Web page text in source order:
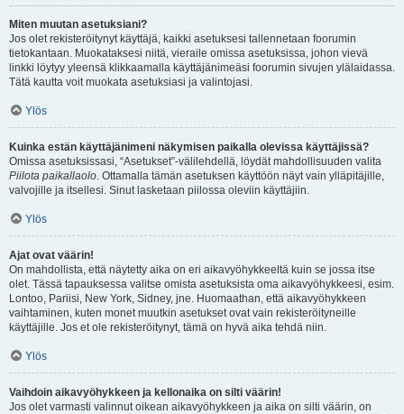
Miten muutan asetuksiani?
Jos olet rekisteröitynyt käyttäjä, kaikki asetuksesi tallennetaan foorumin
tietokantaan. Muokataksesi niitä, vieraile omissa asetuksissa, johon vievä
linkki löytyy yleensä klikkaamalla käyttäjänimeäsi foorumin sivujen ylälaidassa.
Tätä kautta voit muokata asetuksiasi ja valintojasi.
Ylös
Kuinka estän käyttäjänimeni näkymisen paikalla olevissa käyttäjissä?
Omissa asetuksissasi, “Asetukset”-välilehdellä, löydät mahdollisuuden valita
Piilota paikallaolo. Ottamalla tämän asetuksen käyttöön näyt vain ylläpitäjille,
valvojille ja itsellesi. Sinut lasketaan piilossa oleviin käyttäjiin.
Ylös
Ajat ovat väärin!
On mahdollista, että näytetty aika on eri aikavyöhykkeeltä kuin se jossa itse
olet. Tässä tapauksessa valitse omista asetuksista oma aikavyöhykkeesi, esim.
Lontoo, Pariisi, New York, Sidney, jne. Huomaathan, että aikavyöhykkeen
vaihtaminen, kuten monet muutkin asetukset ovat vain rekisteröityneille
käyttäjille. Jos et ole rekisteröitynyt, tämä on hyvä aika tehdä niin.
Ylös
Vaihdoin aikavyöhykkeen ja kellonaika on silti väärin!
Jos olet varmasti valinnut oikean aikavyöhykkeen ja aika on silti väärin, on